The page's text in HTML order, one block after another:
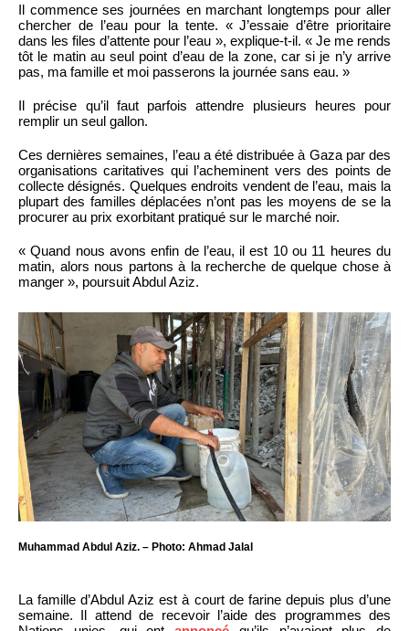
Il commence ses journées en marchant longtemps pour aller
chercher de l’eau pour la tente. « J’essaie d’être prioritaire
dans les files d’attente pour l’eau », explique-t-il. « Je me rends
tôt le matin au seul point d’eau de la zone, car si je n’y arrive
pas, ma famille et moi passerons la journée sans eau. »
Il précise qu’il faut parfois attendre plusieurs heures pour
remplir un seul gallon.
Ces dernières semaines, l’eau a été distribuée à Gaza par des
organisations caritatives qui l’acheminent vers des points de
collecte désignés. Quelques endroits vendent de l’eau, mais la
plupart des familles déplacées n’ont pas les moyens de se la
procurer au prix exorbitant pratiqué sur le marché noir.
« Quand nous avons enfin de l’eau, il est 10 ou 11 heures du
matin, alors nous partons à la recherche de quelque chose à
manger », poursuit Abdul Aziz.
Muhammad Abdul Aziz. – Photo: Ahmad Jalal
La famille d’Abdul Aziz est à court de farine depuis plus d’une
semaine. Il attend de recevoir l’aide des programmes des